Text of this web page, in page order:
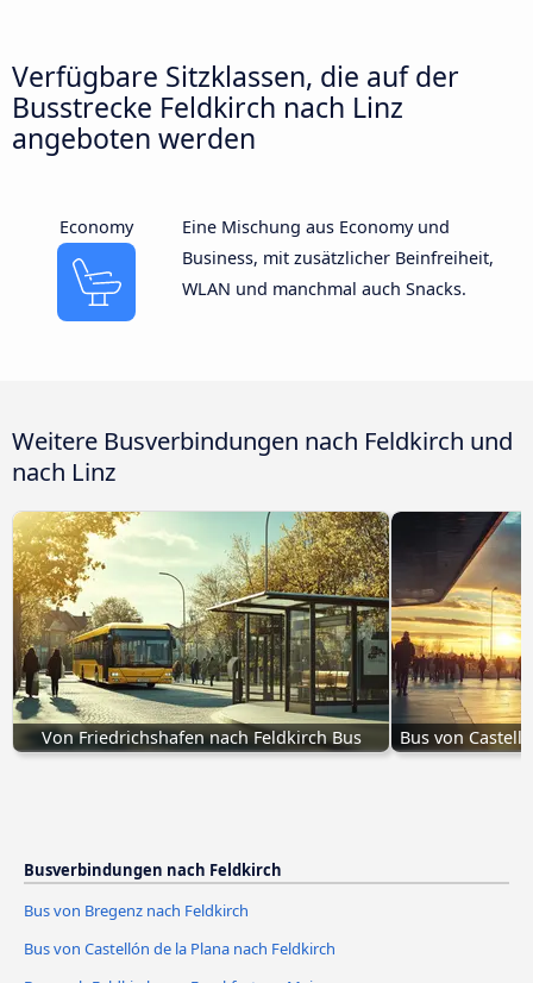
Verfügbare Sitzklassen, die auf der
Busstrecke Feldkirch nach Linz
angeboten werden
Economy
Eine Mischung aus Economy und
Business, mit zusätzlicher Beinfreiheit,
WLAN und manchmal auch Snacks.
Weitere Busverbindungen nach Feldkirch und
nach Linz
Von Friedrichshafen nach Feldkirch Bus Bus von
Busverbindungen nach Feldkirch
Bus von Bregenz nach Feldkirch
Bus von Castellón de la Plana nach Feldkirch